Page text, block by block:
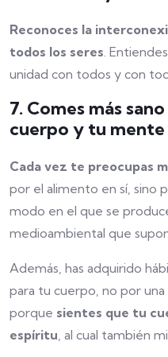
Reconoces la
todos los seres.
unidad con todos y con
7. Comes más
cuerpo y tu mente
Cada vez te preocupas
por el alimento en sí, sino
modo en el que se
medioambiental que
Además, has adquirido
para tu cuerpo, no por
porque sientes que tu
espíritu, al cual también